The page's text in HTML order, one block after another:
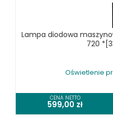
Lampa diodowa
720
Oświetlenie
CENA NETTO
599,00 zł